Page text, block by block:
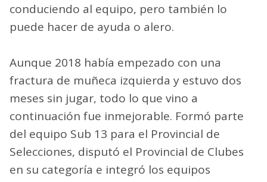
conduciendo al equipo, pero también lo
puede hacer de ayuda o alero.
Aunque 2018 había empezado con una
fractura de muñeca izquierda y estuvo dos
meses sin jugar, todo lo que vino a
continuación fue inmejorable. Formó parte
del equipo Sub 13 para el Provincial de
Selecciones, disputó el Provincial de Clubes
en su categoría e integró los equipos